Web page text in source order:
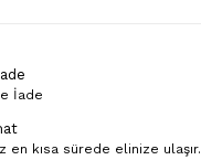
İade
en kısa sürede elinize ulaşır.